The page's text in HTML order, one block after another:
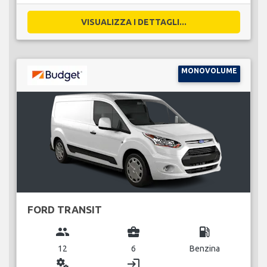
VISUALIZZA I DETTAGLI...
MONOVOLUME
FORD TRANSIT
group
12
business_center
6
local_gas_station
Benzina
miscellaneous_services login